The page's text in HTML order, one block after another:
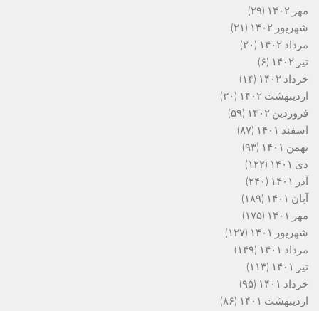
مهر ۱۴۰۲
(۲۹)
شهریور ۱۴۰۲
(۲۱)
مرداد ۱۴۰۲
(۲۰)
تیر ۱۴۰۲
(۶)
خرداد ۱۴۰۲
(۱۴)
اردیبهشت ۱۴۰۲
(۳۰)
فروردین ۱۴۰۲
(۵۹)
اسفند ۱۴۰۱
(۸۷)
بهمن ۱۴۰۱
(۹۳)
دی ۱۴۰۱
(۱۲۲)
آذر ۱۴۰۱
(۲۴۰)
آبان ۱۴۰۱
(۱۸۹)
مهر ۱۴۰۱
(۱۷۵)
شهریور ۱۴۰۱
(۱۲۷)
مرداد ۱۴۰۱
(۱۴۹)
تیر ۱۴۰۱
(۱۱۴)
خرداد ۱۴۰۱
(۹۵)
اردیبهشت ۱۴۰۱
(۸۶)